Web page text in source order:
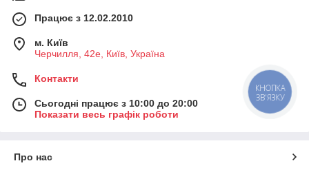
Працює з 12.02.2010
м. Київ
Черчилля, 42е, Київ, Україна
Контакти
Сьогодні працює з 10:00 до 20:00
Показати весь графік роботи
Про нас
КНОПКА
ЗВ'ЯЗКУ